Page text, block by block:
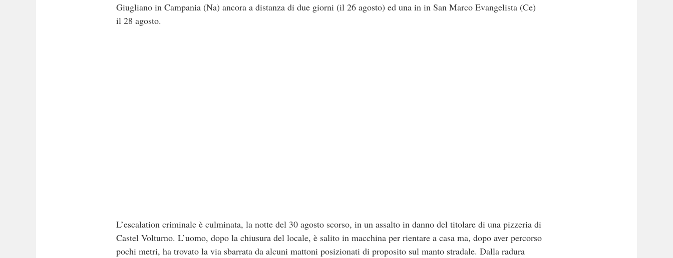
Giugliano in Campania (Na) ancora a distanza di due giorni (il 26 agosto) ed una in in San Marco Evangelista (Ce)
il 28 agosto.
L’escalation criminale è culminata, la notte del 30 agosto scorso, in un assalto in danno del titolare di una pizzeria di
Castel Volturno. L’uomo, dopo la chiusura del locale, è salito in macchina per rientare a casa ma, dopo aver percorso
pochi metri, ha trovato la via sbarrata da alcuni mattoni posizionati di proposito sul manto stradale. Dalla radura